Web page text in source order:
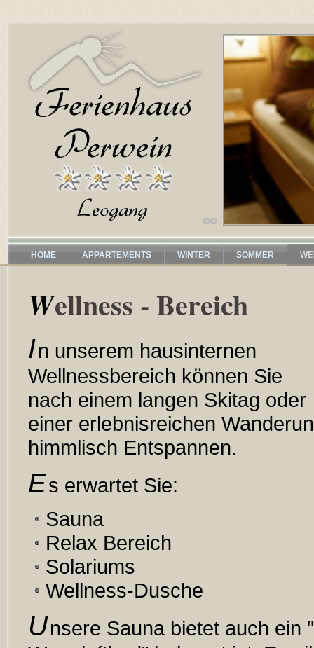
HOME APPARTEMENTS WINTER SOMMER
Wellness - Bereich
In unserem hausinternen
Wellnessbereich können Sie
nach einem langen Skitag oder
einer erlebnisreichen
himmlisch Entspannen.
Es erwartet Sie:
Sauna
Relax Bereich
Solariums
Wellness-Dusche
Unsere Sauna bietet auch ein